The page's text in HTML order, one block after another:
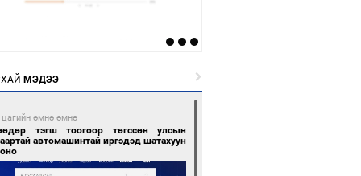
МЭДЭЭ
цагийн өмнө өмнө
тэгш тоогоор төгссөн улсын
автомашинтай иргэдэд шатахуун